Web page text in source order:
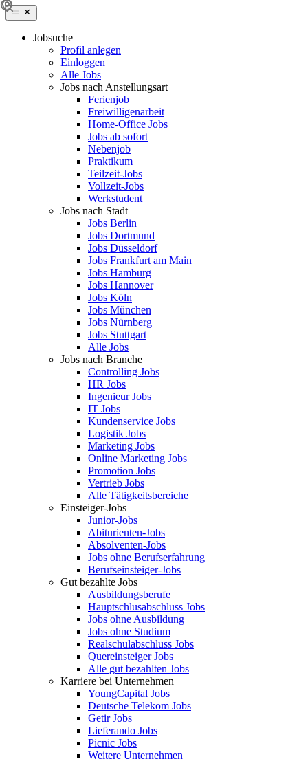
Jobsuche
Profil anlegen
Einloggen
Alle Jobs
Jobs nach Anstellungsart
Ferienjob
Freiwilligenarbeit
Home-Office Jobs
Jobs ab sofort
Nebenjob
Praktikum
Teilzeit-Jobs
Vollzeit-Jobs
Werkstudent
Jobs nach Stadt
Jobs Berlin
Jobs Dortmund
Jobs Düsseldorf
Jobs Frankfurt am Main
Jobs Hamburg
Jobs Hannover
Jobs Köln
Jobs München
Jobs Nürnberg
Jobs Stuttgart
Alle Jobs
Jobs nach Branche
Controlling Jobs
HR Jobs
Ingenieur Jobs
IT Jobs
Kundenservice Jobs
Logistik Jobs
Marketing Jobs
Online Marketing Jobs
Promotion Jobs
Vertrieb Jobs
Alle Tätigkeitsbereiche
Einsteiger-Jobs
Junior-Jobs
Abiturienten-Jobs
Absolventen-Jobs
Jobs ohne Berufserfahrung
Berufseinsteiger-Jobs
Gut bezahlte Jobs
Ausbildungsberufe
Hauptschlusabschluss Jobs
Jobs ohne Ausbildung
Jobs ohne Studium
Realschulabschluss Jobs
Quereinsteiger Jobs
Alle gut bezahlten Jobs
Karriere bei Unternehmen
YoungCapital Jobs
Deutsche Telekom Jobs
Getir Jobs
Lieferando Jobs
Picnic Jobs
Weitere Unternehmen